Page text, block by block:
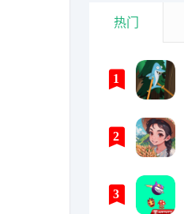
热门
1
2
3